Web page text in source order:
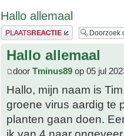
Hallo allemaal
Plaats een reactie
Hallo allemaal
door Tminus89 op 05 jul
Hallo, mijn naam is
groene virus aardig te
planten gaan doen.